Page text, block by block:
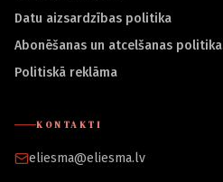
Datu aizsardzības politika
Abonēšanas un atcelšanas politika
Politiskā reklāma
KONTAKTI
eliesma@eliesma.lv